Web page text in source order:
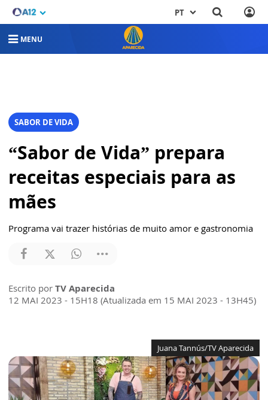
PT
MENU
SABOR DE VIDA
“Sabor de Vida” prepara
receitas especiais para as
mães
Programa vai trazer histórias de muito amor e gastronomia
Escrito por TV Aparecida
12 MAI 2023 - 15H18 (Atualizada em 15 MAI 2023 - 13H45)
Juana Tannús/TV Aparecida